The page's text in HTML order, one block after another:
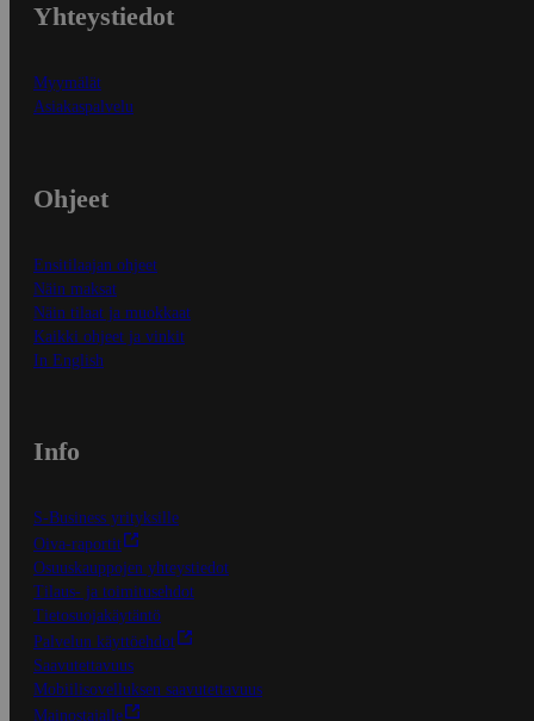
Yhteystiedot
Myymälät
Asiakaspalvelu
Ohjeet
Ensitilaajan ohjeet
Näin maksat
Näin tilaat ja muokkaat
Kaikki ohjeet ja vinkit
In English
Info
S-Business yrityksille
Oiva-raportit
Osuuskauppojen yhteystiedot
Tilaus- ja toimitusehdot
Tietosuojakäytäntö
Palvelun käyttöehdot
Saavutettavuus
Mobiilisovelluksen saavutettavuus
Mainostajalle